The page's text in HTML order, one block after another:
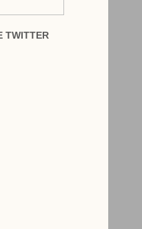
TWITTER